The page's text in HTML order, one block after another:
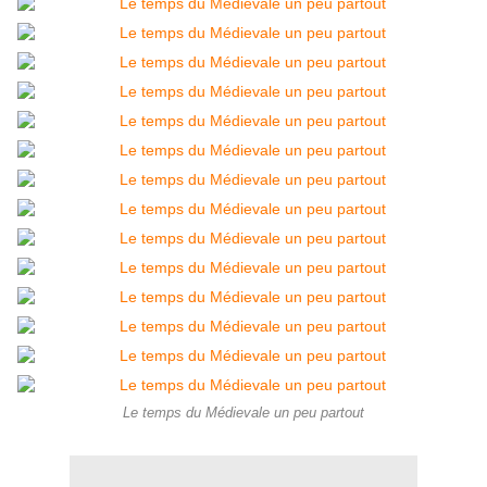
Le temps du Médievale un peu partout